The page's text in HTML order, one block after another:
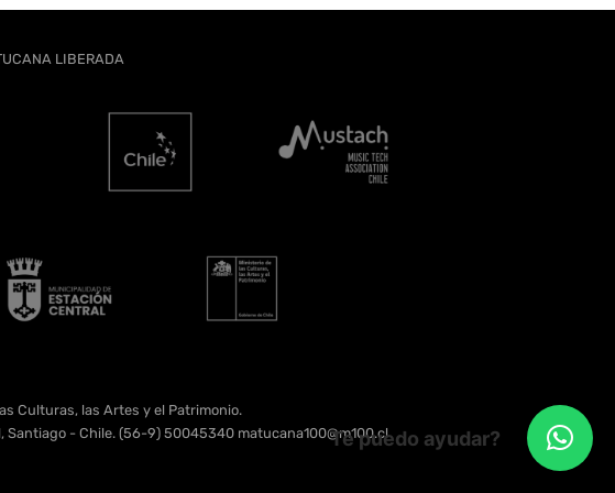
LIBERADA
Culturas, las Artes y el Patrimonio.
- Chile. (56-9) 50045340 matucana100@m100.clTe puedo ayudar?